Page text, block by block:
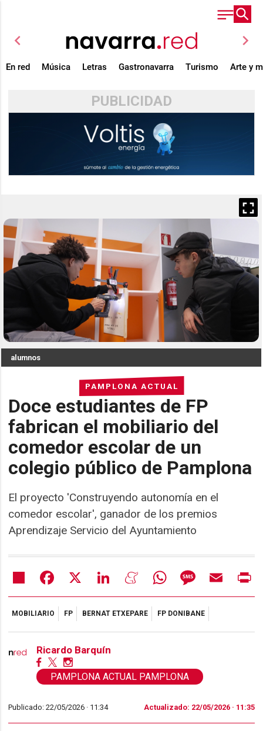
chevron_left chevron_right
En red Música Letras Gastronavarra Turismo Arte y
PUBLICIDAD
PAMPLONA ACTUAL
Doce estudiantes de FP
fabrican el mobiliario del
comedor escolar de un
colegio público de Pamplona
El proyecto 'Construyendo autonomía en el
comedor escolar', ganador de los premios
Aprendizaje Servicio del Ayuntamiento
alumnos
Share Facebook LinkedIn MeneameWhatsAppMessageEmail
MOBILIARIO FP BERNAT ETXEPARE FP DONIBANE
Ricardo Barquín
PAMPLONA ACTUAL PAMPLONA
Publicado: 22/05/2026 · 11:34 Actualizado: 22/05/2026 · 11:35